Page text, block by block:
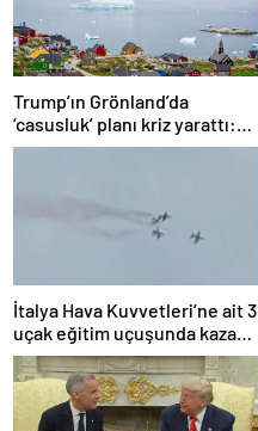
Trump’ın Grönland’da
‘casusluk’ planı kriz yarattı:
Danimarka ABD elçisini
İtalya Hava Kuvvetleri’ne ait 3
uçak eğitim uçuşunda kaza
yaptı